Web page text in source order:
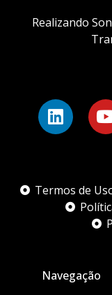
Realizando
Termos de
Navegação